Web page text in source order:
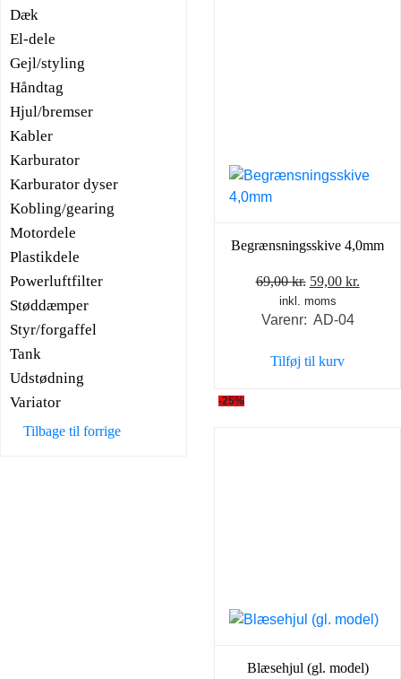
Dæk
El-dele
Gejl/styling
Håndtag
Hjul/bremser
Kabler
Karburator
Karburator dyser
Kobling/gearing
Motordele
Plastikdele
Powerluftfilter
Støddæmper
Styr/forgaffel
Tank
Udstødning
Variator
Tilbage til forrige
Begrænsningsskive 4,0mm
69,00kr. Den
oprindelige
pris
69,00 kr..
59,00 kr.
inkl. moms
Varenr: AD-04
Tilføj til kurv
-25%
Blæsehjul (gl. model)